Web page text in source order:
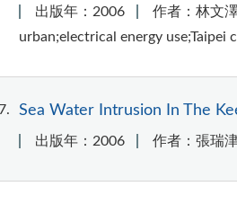
出版年：2006 作者：林文
urban;electrical energy
Sea Water Intrusion In The
出版年：2006 作者：張瑞